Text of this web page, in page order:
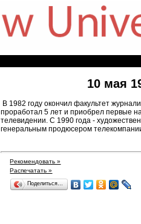
10 мая
В 1982 году окончил факультет
проработал 5 лет и приобрел первые
телевидении. С 1990 года -
генеральным продюсером
Рекомендовать »
Распечатать »
Поделиться…